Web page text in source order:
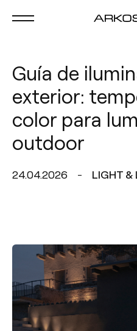
Guía de
exterior:
color para
outdoor
24.04.2026 LIGHT &